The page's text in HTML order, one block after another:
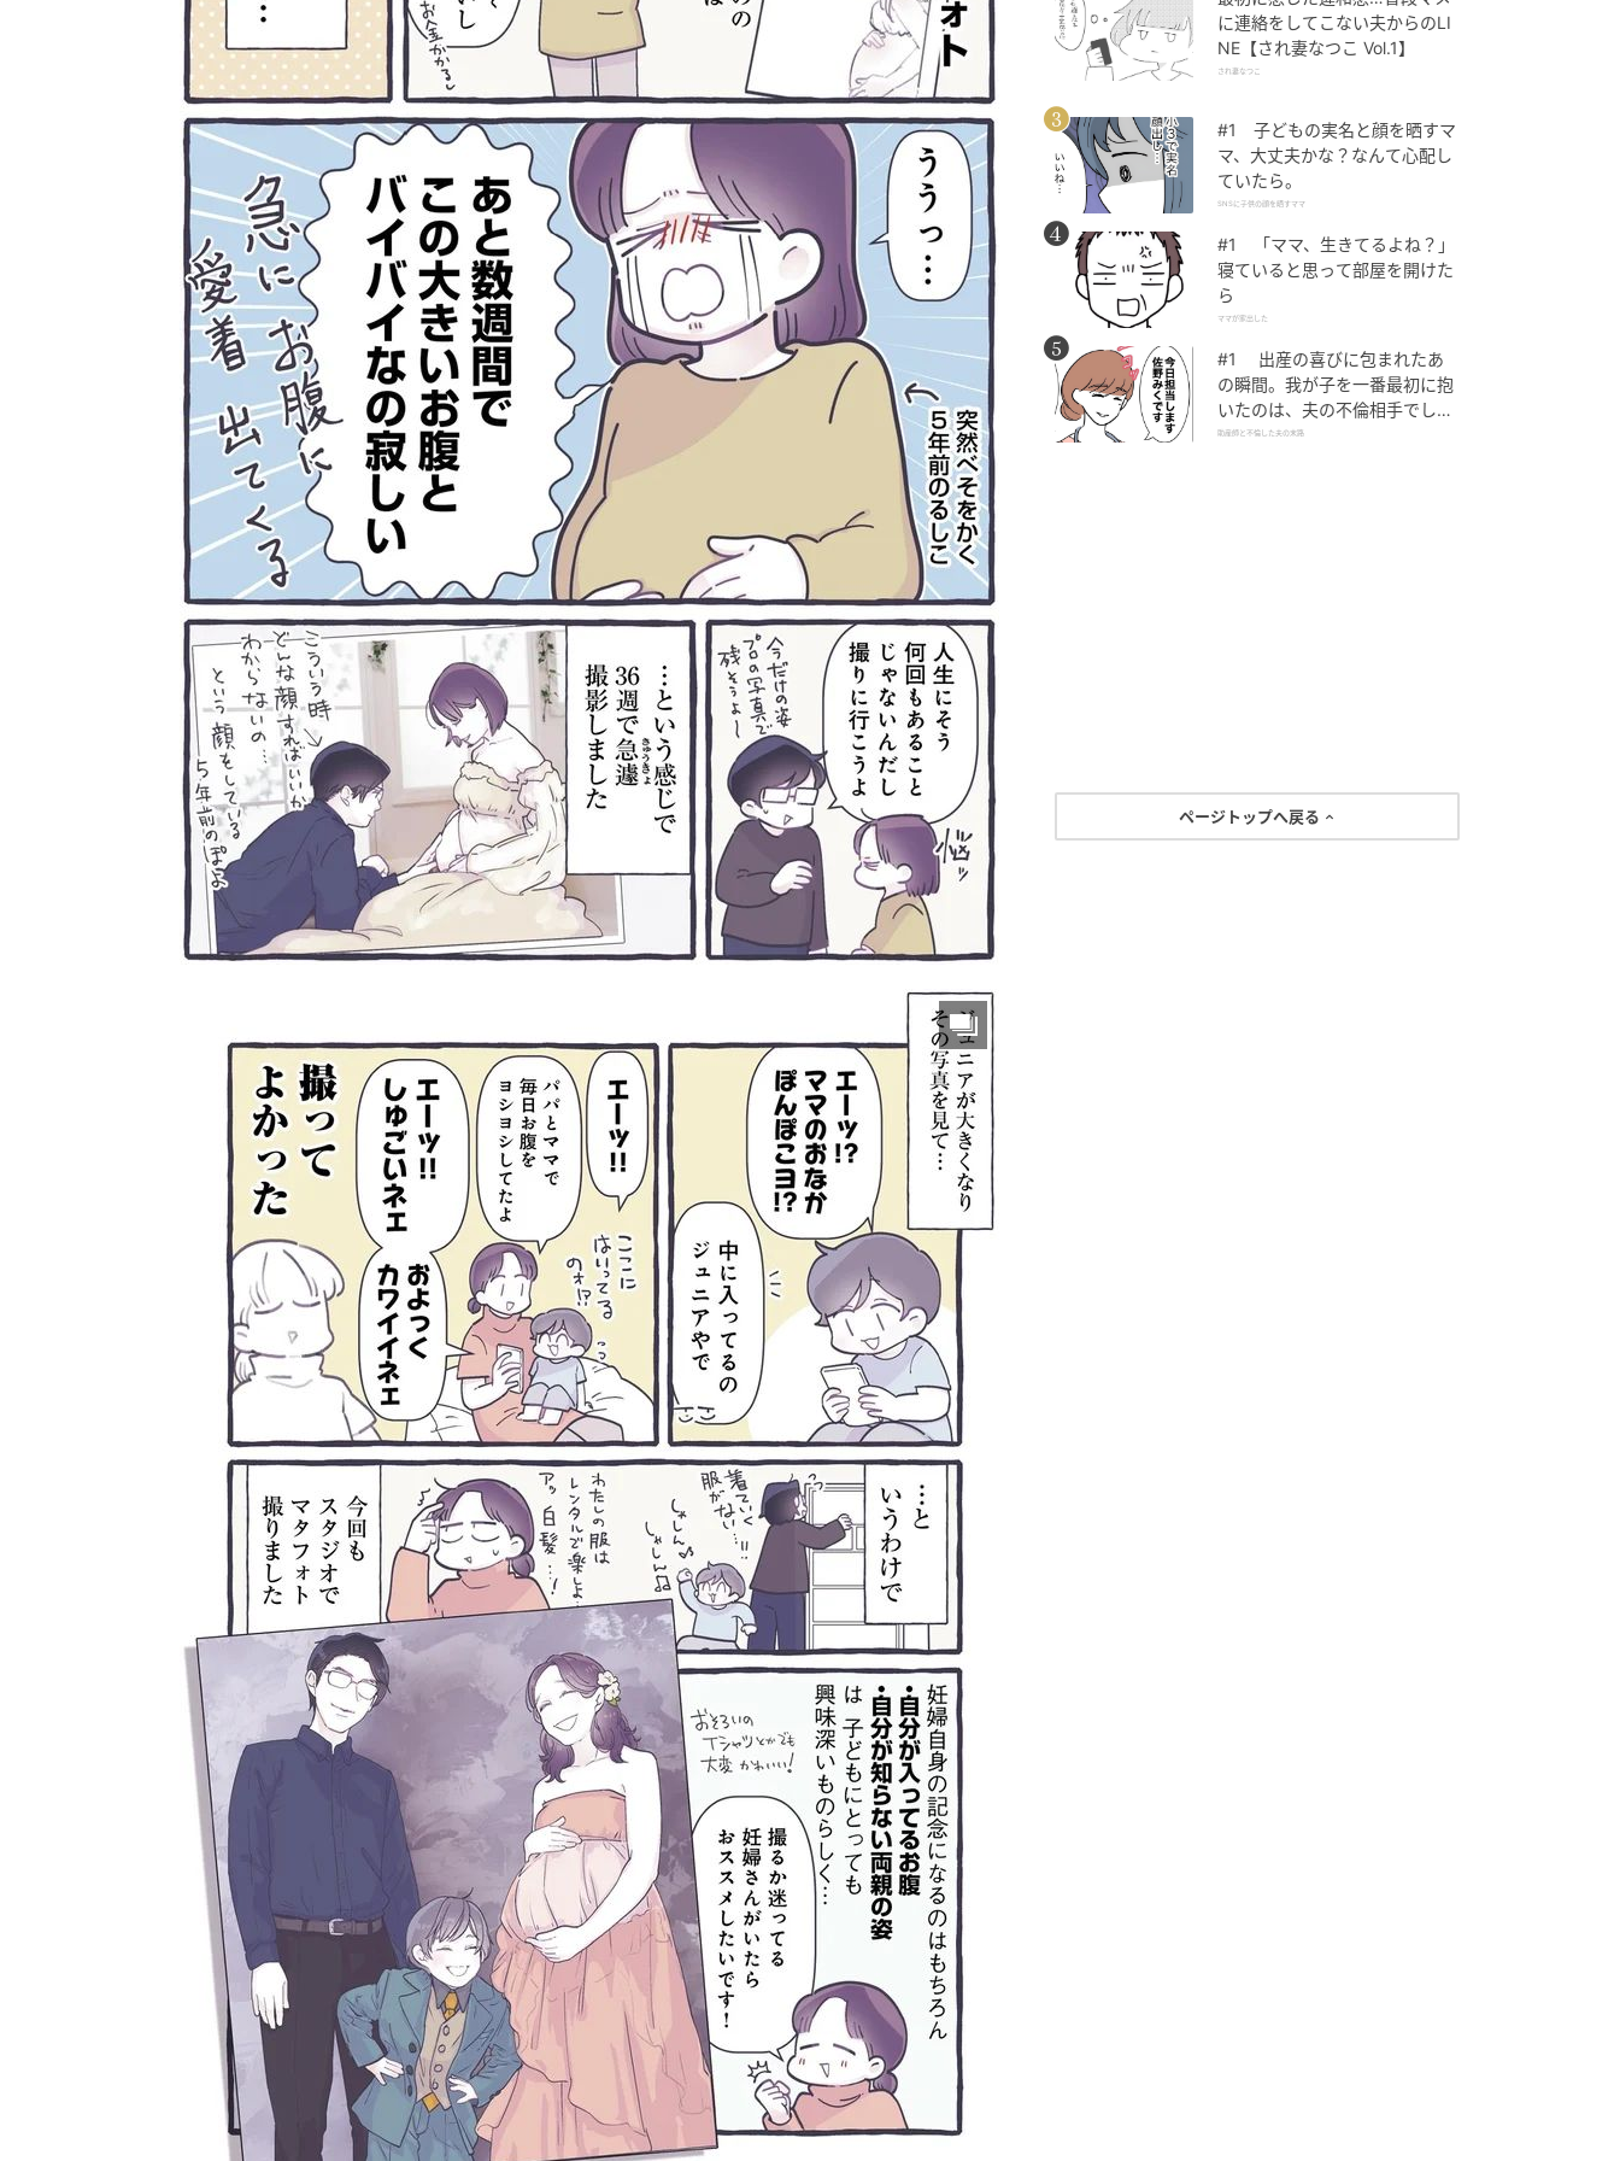
に連絡をしてこない夫からのLI
NE【され妻なつこ Vol.1】
され妻なつこ
#1 子どもの実名と顔を晒すマ
マ、大丈夫かな？なんて心配し
ていたら。
SNSに子供の顔を晒すママ
#1 「ママ、生きてるよね？」
寝ていると思って部屋を開けた
ら
ママが家出した
#1 出産の喜びに包まれたあ
の瞬間。我が子を一番最初に抱
いたのは、夫の不倫相手でし
た。
助産師と不倫した夫の末路
ページトップへ戻る